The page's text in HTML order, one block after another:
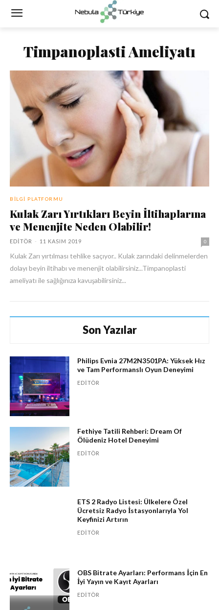
Timpanoplasti Ameliyatı
BILGI PLATFORMU
Kulak Zarı Yırtıkları Beyin İltihaplarına
ve Menenjite Neden Olabilir!
EDITÖR - 11 KASIM 2019 0
Kulak Zarı yırtılması tehlike saçıyor.. Kulak zarındaki delinmelerden
dolayı beyin iltihabı ve menenjit olabilirsiniz...Timpanoplasti
ameliyatı ile sağlığınıza kavuşabilirsiniz...
Son Yazılar
Philips Evnia 27M2N3501PA: Yüksek Hız
ve Tam Performanslı Oyun Deneyimi
EDITÖR
Fethiye Tatili Rehberi: Dream Of
Ölüdeniz Hotel Deneyimi
EDITÖR
ETS 2 Radyo Listesi: Ülkelere Özel
Ücretsiz Radyo İstasyonlarıyla Yol
Keyfinizi Artırın
EDITÖR
OBS Bitrate Ayarları: Performans İçin En
İyi Yayın ve Kayıt Ayarları
EDITÖR